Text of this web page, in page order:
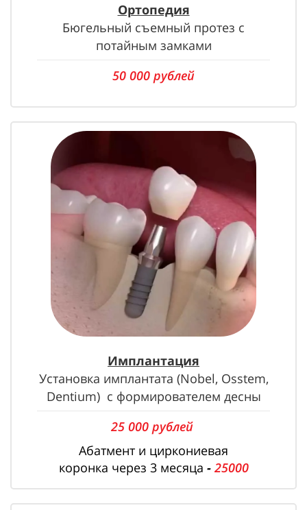
Ортопедия
Бюгельный съемный протез с
потайным замками
50 000 рублей
Имплантация
Установка имплантата (Nobel, Osstem,
Dentium) с формирователем десны
25 000 рублей
Абатмент и циркониевая
коронка через 3 месяца -25000